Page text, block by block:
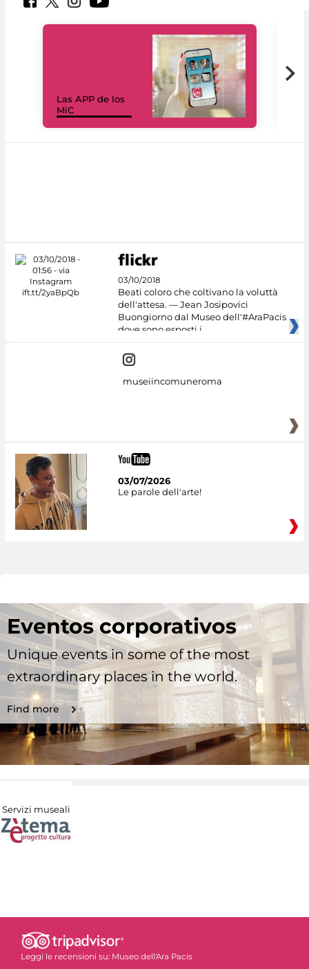
Las APP de los
MiC
03/10/2018
Beati coloro che coltivano la voluttà
dell'attesa. — Jean Josipovici
Buongiorno dal Museo dell'#AraPacis
dove sono esposti i
museiincomuneroma
03/07/2026
Le parole dell'arte!
Eventos corporativos
Unique events in some of the most
extraordinary places in the world.
Find more
Servizi museali
Leggi le recensioni su: Museo dell'Ara Pacis